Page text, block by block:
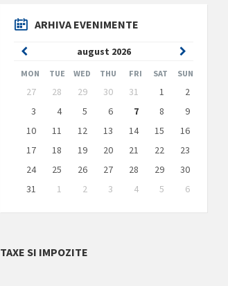
ARHIVA EVENIMENTE
august 2026
Previous
Month
Next
Month
MON TUE WED THU FRI SAT SUN
Skip
calendar
days
27 28 29 30 31 1
2
3
4 5 6 7 8
9
10
11 12 13 14 15
16
17
18 19 20 21 22
23
24
25 26 27 28 29
30
31
1 2 3 4 5
6
to
TAXE SI IMPOZITE